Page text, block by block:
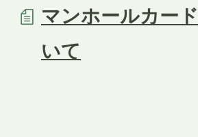
マンホールカー
いて